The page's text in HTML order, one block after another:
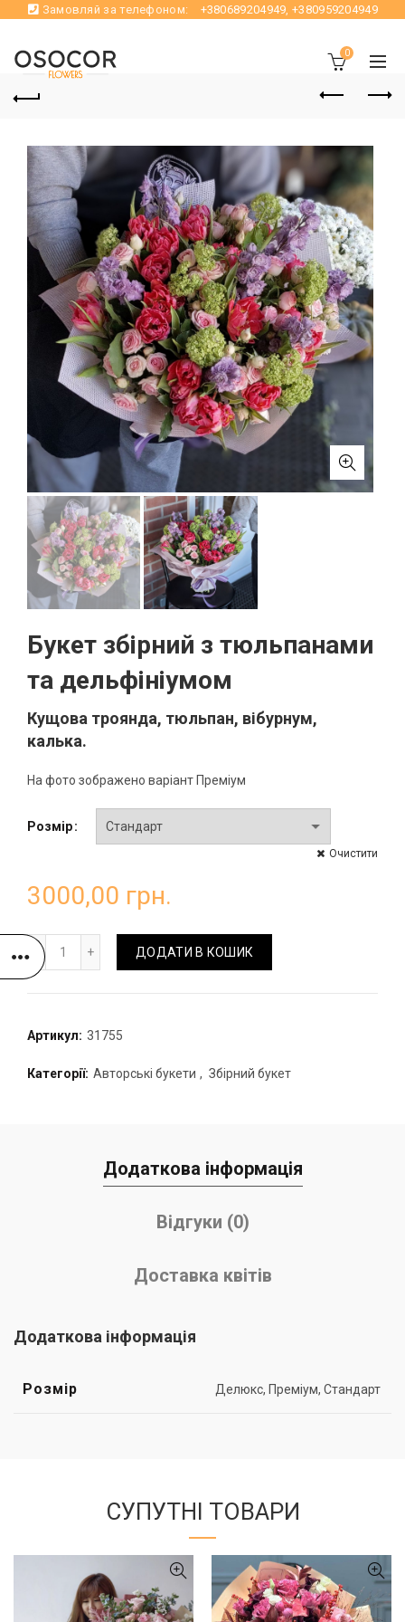
Замовляй за телефоном: +380689204949,+380959204949
0
Букет збірний з тюльпанами
та дельфініумом
Кущова троянда, тюльпан, вібурнум,
калька.
На фото зображено варіант Преміум
Розмір
Очистити
3000,00 грн.
Букет збірний з тюльпанами та дельфініумом кількість
ДОДАТИ В КОШИК
Артикул: 31755
Категорії: Авторські букети , Збірний букет
Додаткова інформація
Відгуки (0)
Доставка квітів
Додаткова інформація
Розмір Делюкс, Преміум, Стандарт
СУПУТНІ ТОВАРИ